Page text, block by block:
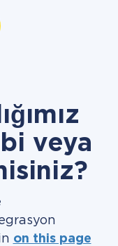
veya
on this page